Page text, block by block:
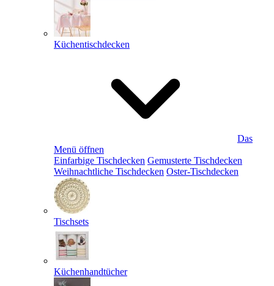
Küchentischdecken
Das
Menü öffnen
Einfarbige Tischdecken Gemusterte Tischdecken
Weihnachtliche Tischdecken Oster-Tischdecken
Tischsets
Küchenhandtücher